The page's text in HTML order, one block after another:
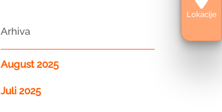
Lokacije
Arhiva
August 2025
Juli 2025